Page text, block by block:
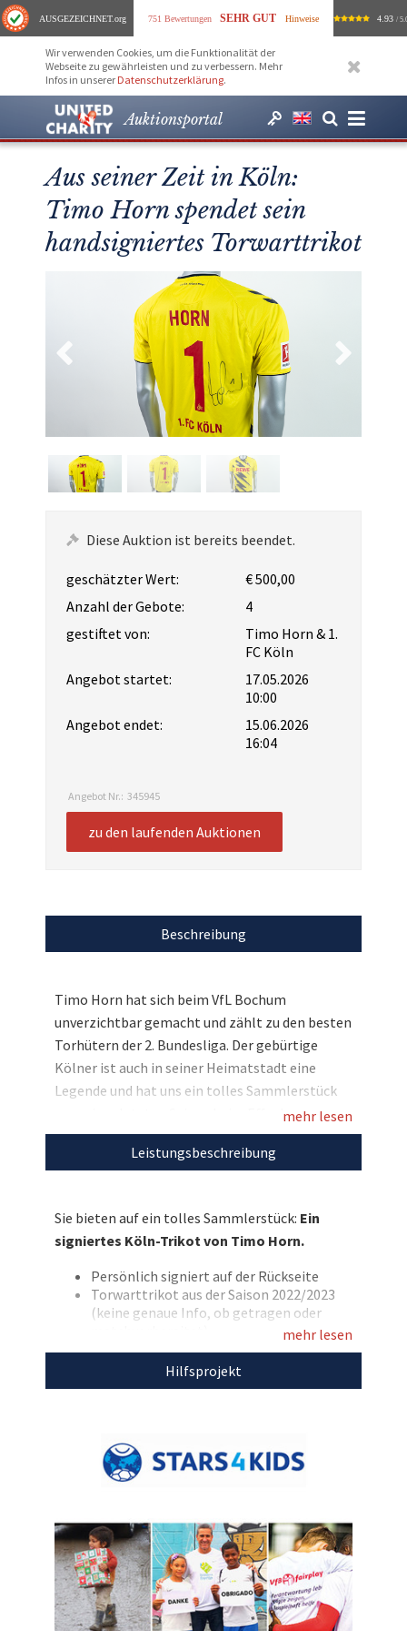
AUSGEZEICHNET.org 751 Bewertungen SEHR GUT Hinweise 4.93 /
Wir verwenden Cookies, um die Funktionalität der
Webseite zu gewährleisten und zu verbessern. Mehr
Infos in unserer Datenschutzerklärung.
Auktionsportal
Aus seiner Zeit in Köln:
Timo Horn spendet sein
handsigniertes Torwarttrikot
Diese Auktion ist bereits beendet.
geschätzter Wert:
€ 500,00
Anzahl der Gebote:
4
gestiftet von:
Timo Horn & 1.
FC Köln
Angebot startet:
17.05.2026
10:00
Angebot endet:
15.06.2026
16:04
Angebot Nr.: 345945
zu den laufenden Auktionen
Beschreibung
Timo Horn hat sich beim VfL Bochum
unverzichtbar gemacht und zählt zu den besten
Torhütern der 2. Bundesliga. Der gebürtige
Kölner ist auch in seiner Heimatstadt eine
Legende und hat uns ein tolles Sammlerstück
aus seiner letzten Saison beim Effzeh zur
Verfügung gestellt. Sein persönliches
Torwarttrikot, das er mit seiner Unterschrift für
Kinderhilfsprojekte von Stars4Kids!
einzigartige Auktionen für den guten Zweck!
mehr lesen
Leistungsbeschreibung
Sie bieten auf ein tolles Sammlerstück: Ein
signiertes Köln-Trikot von Timo Horn.
Persönlich signiert auf der Rückseite
Torwarttrikot aus der Saison 2022/2023
(keine genaue Info, ob getragen oder
Beflockt mit Horn und seiner
Rückennummer 1
Größe: XL
Mit dem Erlös dieser Auktion unterstützen wir
Stars4Kids.
mehr lesen
Hilfsprojekt